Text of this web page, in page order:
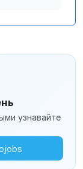
узнавайте